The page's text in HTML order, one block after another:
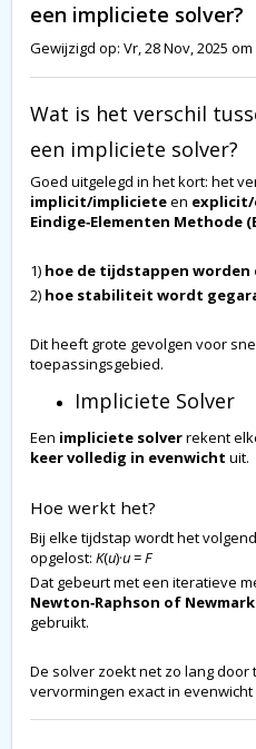
een impliciete solver?
Gewijzigd op: Vr, 28 Nov, 2025 om
Wat is het verschil
een impliciete solver?
Goed uitgelegd in het kort: het
implicit/implicieteen explicit/
Eindige‑Elementen Methode
1) hoe de tijdstappen worden
2) hoe stabiliteit wordt
Dit heeft grote gevolgen voor
toepassingsgebied.
Impliciete Solver
Een impliciete solverrekent
keer volledig in evenwicht uit.
Hoe werkt het?
Bij elke tijdstap wordt het
opgelost: K(u)·u=F
Dat gebeurt met een iteratieve
Newton‑Raphson of
gebruikt.
De solver zoekt net zo lang door
vervormingen exact in evenwicht